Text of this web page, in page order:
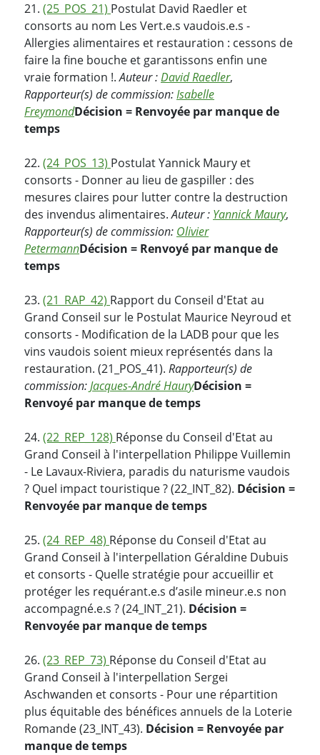
21. (25_POS_21) Postulat David Raedler et
consorts au nom Les Vert.e.s vaudois.e.s -
Allergies alimentaires et restauration : cessons de
faire la fine bouche et garantissons enfin une
vraie formation !.Auteur :David Raedler,
Rapporteur(s) de commission:Isabelle
FreymondDécision = Renvoyée par manque de
temps
22. (24_POS_13) Postulat Yannick Maury et
consorts - Donner au lieu de gaspiller : des
mesures claires pour lutter contre la destruction
des invendus alimentaires.Auteur : Yannick Maury,
Rapporteur(s) de commission: Olivier
PetermannDécision = Renvoyé par manque de
temps
23. (21_RAP_42) Rapport du Conseil d'Etat au
Grand Conseil sur le Postulat Maurice Neyroud et
consorts - Modification de la LADB pour que les
vins vaudois soient mieux représentés dans la
restauration. (21_POS_41). Rapporteur(s) de
commission:Jacques-André HauryDécision =
Renvoyé par manque de temps
24. (22_REP_128) Réponse du Conseil d'Etat au
Grand Conseil à l'interpellation Philippe Vuillemin
- Le Lavaux-Riviera, paradis du naturisme vaudois
? Quel impact touristique ? (22_INT_82). Décision =
Renvoyée par manque de temps
25. (24_REP_48) Réponse du Conseil d'Etat au
Grand Conseil à l'interpellation Géraldine Dubuis
et consorts - Quelle stratégie pour accueillir et
protéger les requérant.e.s d’asile mineur.e.s non
accompagné.e.s ? (24_INT_21). Décision =
Renvoyée par manque de temps
26. (23_REP_73) Réponse du Conseil d'Etat au
Grand Conseil à l'interpellation Sergei
Aschwanden et consorts - Pour une répartition
plus équitable des bénéfices annuels de la Loterie
Romande (23_INT_43). Décision = Renvoyée par
manque de temps